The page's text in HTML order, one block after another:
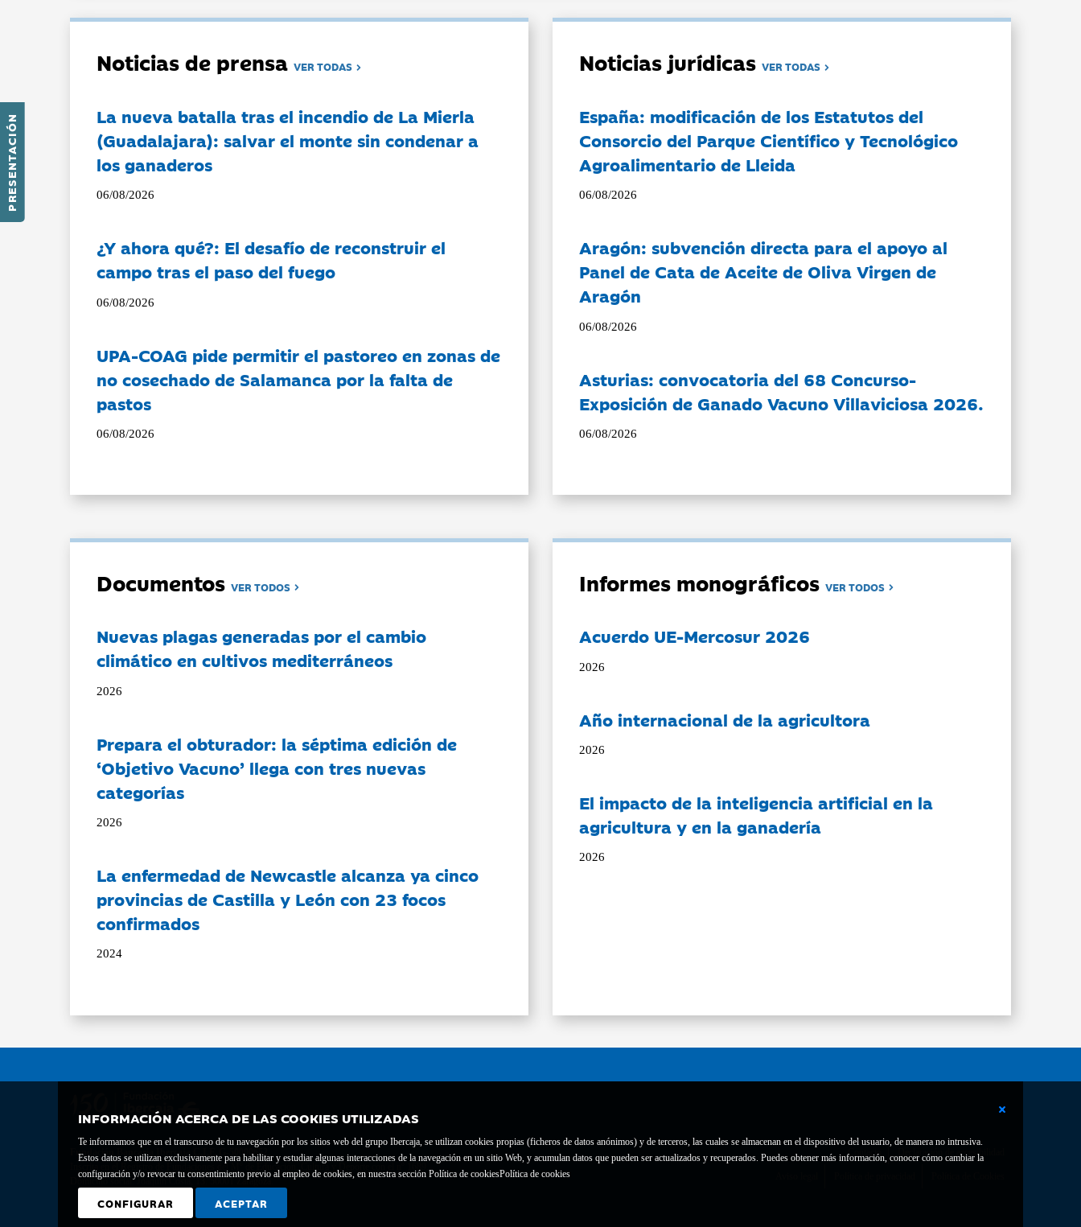
PRESENTACIÓN
INFORMACIÓN ACERCA DE LAS COOKIES UTILIZADAS
Te informamos que en el transcurso de tu navegación por los sitios web del grupo Ibercaja, se utilizan cookies propias (ficheros de datos anónimos) y de terceros, las cuales se almacenan en el dispositivo del usuario, de manera no intrusiva.
Estos datos se utilizan exclusivamente para habilitar y estudiar algunas interacciones de la navegación en un sitio Web, y acumulan datos que pueden ser actualizados y recuperados. Puedes obtener más información, conocer cómo cambiar la
configuración y/o revocar tu consentimiento previo al empleo de cookies, en nuestra sección Política de cookiesPolítica de cookies
CONFIGURAR ACEPTAR
Noticias de prensaVER TODAS
La nueva batalla tras el incendio de La Mierla
(Guadalajara): salvar el monte sin condenar a
los ganaderos
06/08/2026
¿Y ahora qué?: El desafío de reconstruir el
campo tras el paso del fuego
06/08/2026
UPA-COAG pide permitir el pastoreo en zonas de
no cosechado de Salamanca por la falta de
pastos
06/08/2026
Noticias jurídicasVER TODAS
España: modificación de los Estatutos del
Consorcio del Parque Científico y Tecnológico
Agroalimentario de Lleida
06/08/2026
Aragón: subvención directa para el apoyo al
Panel de Cata de Aceite de Oliva Virgen de
Aragón
06/08/2026
Asturias: convocatoria del 68 Concurso-
Exposición de Ganado Vacuno Villaviciosa 2026.
06/08/2026
DocumentosVER TODOS
Nuevas plagas generadas por el cambio
climático en cultivos mediterráneos
2026
Prepara el obturador: la séptima edición de
‘Objetivo Vacuno’ llega con tres nuevas
categorías
2026
La enfermedad de Newcastle alcanza ya cinco
provincias de Castilla y León con 23 focos
confirmados
2024
Informes monográficosVER TODOS
Acuerdo UE-Mercosur 2026
2026
Año internacional de la agricultora
2026
El impacto de la inteligencia artificial en la
agricultura y en la ganadería
2026
Fundación Bancaria Ibercaja C.I.F. G-50000652.
Inscrita en el Registro de Fundaciones del Mº de Educación, Cultura y Deporte con el nº 1689.
Domicilio social: Joaquín Costa, 13. 50001 Zaragoza.
Contacto Declaración de accesibilidad